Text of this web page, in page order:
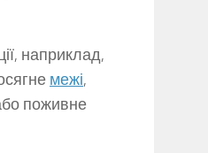
наприклад,
межі,
поживне